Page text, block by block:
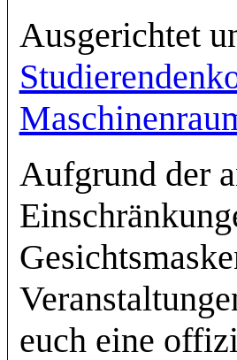
Ausgerichtet
Aufgrund der
euch eine